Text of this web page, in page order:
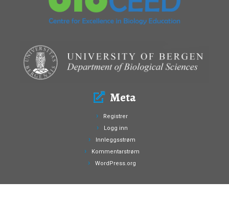
Meta
Registrer
Logg inn
Innleggsstrøm
Kommentarstrøm
WordPress.org